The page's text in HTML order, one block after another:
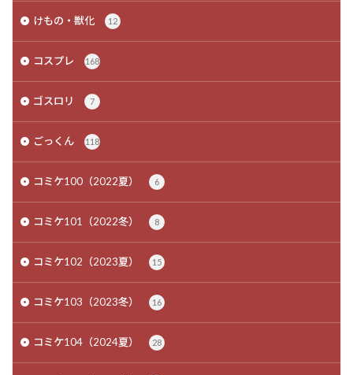
けもの・獣化 12
コスプレ 168
ゴスロリ 7
ごっくん 118
コミケ100（2022夏） 6
コミケ101（2022冬） 8
コミケ102（2023夏） 15
コミケ103（2023冬） 16
コミケ104（2024夏） 28